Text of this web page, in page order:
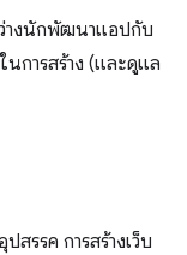
างนักพัฒนาแอปกับ
นการสร้าง (และดูแล
สรรค การสร้างเว็บ